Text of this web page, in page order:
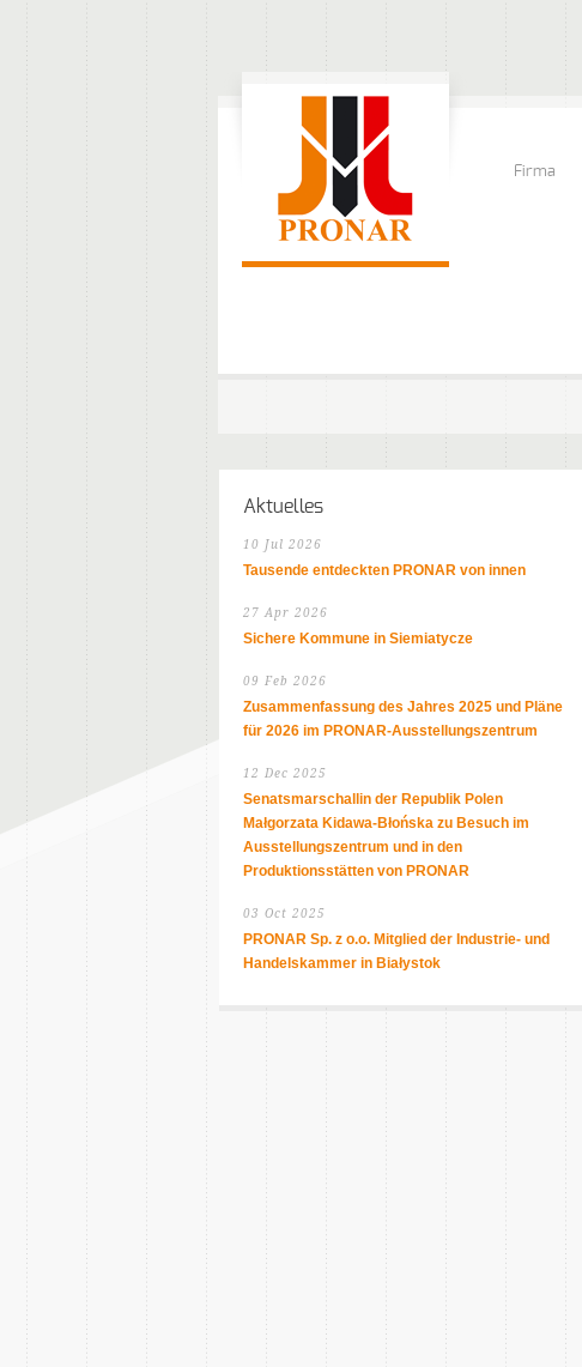
Firma
Aktuelles
10 Jul 2026
Tausende entdeckten PRONAR von innen
27 Apr 2026
Sichere Kommune in Siemiatycze
09 Feb 2026
Zusammenfassung des Jahres 2025 und Pläne
für 2026 im PRONAR-Ausstellungszentrum
12 Dec 2025
Senatsmarschallin der Republik Polen
Małgorzata Kidawa-Błońska zu Besuch im
Ausstellungszentrum und in den
Produktionsstätten von PRONAR
03 Oct 2025
PRONAR Sp. z o.o. Mitglied der Industrie- und
Handelskammer in Białystok